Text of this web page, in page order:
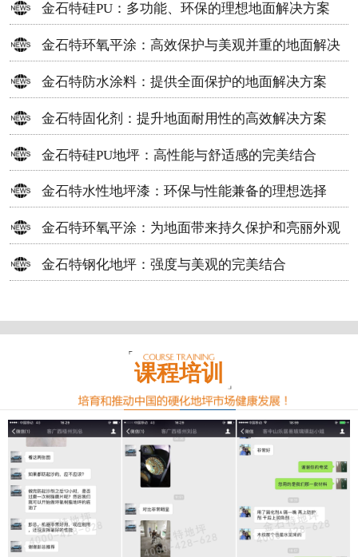
金石特硅PU：多功能、环保的理想地面解决方案
金石特环氧平涂：高效保护与美观并重的地面解决
方案
金石特防水涂料：提供全面保护的地面解决方案
金石特固化剂：提升地面耐用性的高效解决方案
金石特硅PU地坪：高性能与舒适感的完美结合
金石特水性地坪漆：环保与性能兼备的理想选择
金石特环氧平涂：为地面带来持久保护和亮丽外观
金石特钢化地坪：强度与美观的完美结合
课程培训